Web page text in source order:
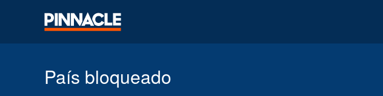
País bloqueado